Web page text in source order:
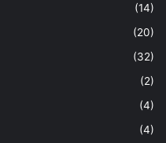
(14)
(20)
(32)
(2)
(4)
(4)